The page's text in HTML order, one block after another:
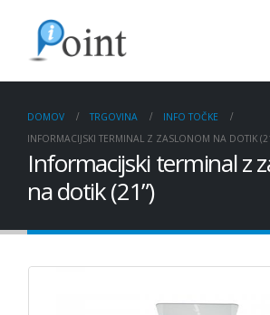
DOMOV TRGOVINA
INFO TOČKE
INFORMACIJSKI TERMINAL Z ZASLONOM NA DOTIK
Informacijski terminal z
na dotik (21”)